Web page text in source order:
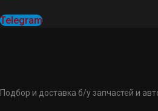
Telegram
Подбор и доставка б/у запчастей и